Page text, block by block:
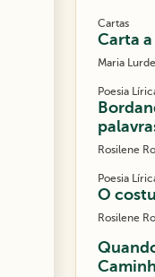
Cartas
Carta
Maria
Poesia
Rosilene
Poesia
O
Rosilene